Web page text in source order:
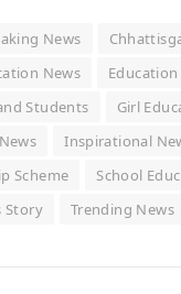
News
News
Students Girl
Inspirational
Scheme School
Story Trending News